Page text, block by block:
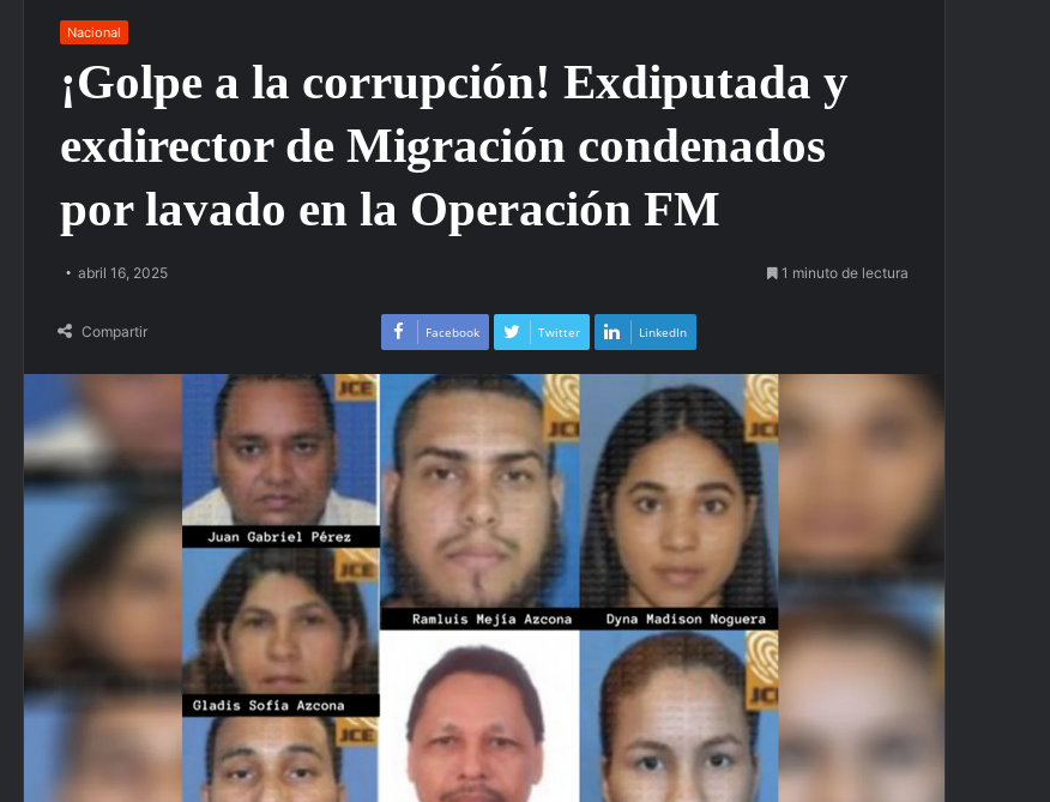
Nacional
¡Golpe a la corrupción! Exdiputada y
exdirector de Migración condenados
por lavado en la Operación FM
abril 16, 2025 1 minuto de lectura
Compartir Facebook Twitter LinkedIn